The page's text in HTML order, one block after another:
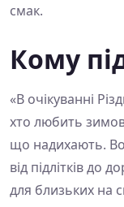
смак.
Кому
«В очікуванні
хто любить
що надихають.
від підлітків до
для близьких на